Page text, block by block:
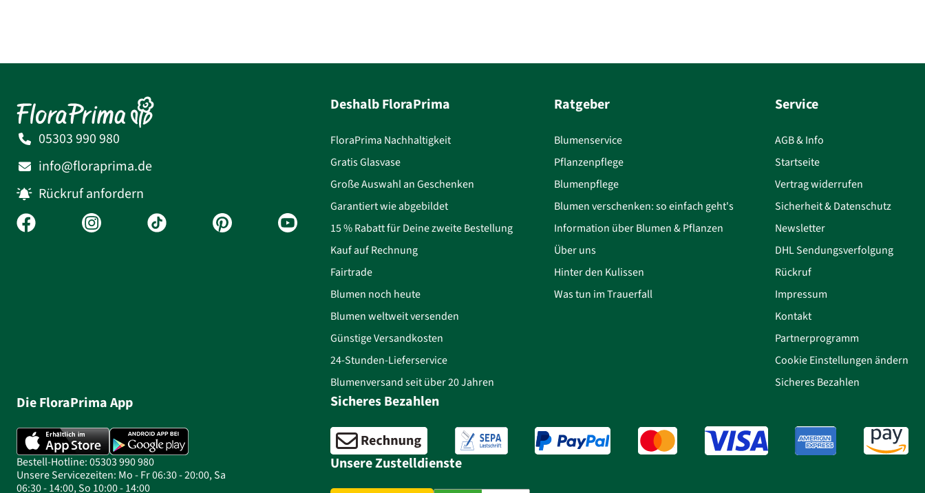
05303 990 980
info@floraprima.de
Rückruf anfordern
Die FloraPrima App
Bestell-Hotline: 05303 990 980
Unsere Servicezeiten: Mo - Fr 06:30 - 20:00, Sa
06:30 - 14:00, So 10:00 - 14:00
Deshalb FloraPrima
FloraPrima Nachhaltigkeit
Gratis Glasvase
Große Auswahl an Geschenken
Garantiert wie abgebildet
15 % Rabatt für Deine zweite Bestellung
Kauf auf Rechnung
Fairtrade
Blumen noch heute
Blumen weltweit versenden
Günstige Versandkosten
24-Stunden-Lieferservice
Blumenversand seit über 20 Jahren
Ratgeber
Blumenservice
Pflanzenpflege
Blumenpflege
Blumen verschenken: so einfach geht's
Information über Blumen & Pflanzen
Über uns
Hinter den Kulissen
Was tun im Trauerfall
Service
AGB & Info
Startseite
Vertrag widerrufen
Sicherheit & Datenschutz
Newsletter
DHL Sendungsverfolgung
Rückruf
Impressum
Kontakt
Partnerprogramm
Cookie Einstellungen ändern
Sicheres Bezahlen
Sicheres Bezahlen
Unsere Zustelldienste